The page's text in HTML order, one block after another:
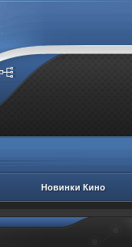
Новинки Кино